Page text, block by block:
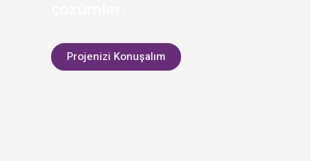
Projenizi Konuşalım